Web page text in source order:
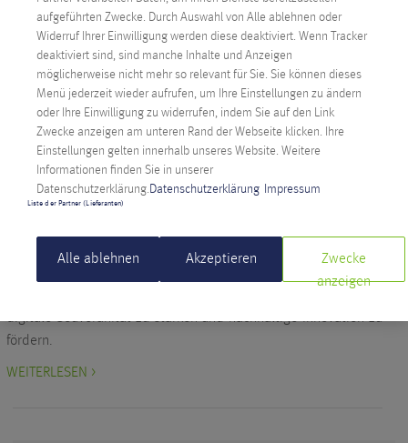
Energie. Digitale Souveränität, stabile Preise & Green IT aus
Österreich.
Digitale Souveränität Unternehmen
ANEXIA WÄCHST – STRATEGISCH,
NACHHALTIG UND MIT KLARER VISION
Mehr Klarheit, mehr Fokus, mehr Zukunft: Anexia richtet
digitale Souveränität zu stärken und nachhaltige Innovation zu
fördern.
WEITERLESEN >
aufgeführten Zwecke. Durch Auswahl von Alle ablehnen oder
Widerruf Ihrer Einwilligung werden diese deaktiviert. Wenn Tracker
deaktiviert sind, sind manche Inhalte und Anzeigen
möglicherweise nicht mehr so relevant für Sie. Sie können dieses
Menü jederzeit wieder aufrufen, um Ihre Einstellungen zu ändern
oder Ihre Einwilligung zu widerrufen, indem Sie auf den Link
Zwecke anzeigen am unteren Rand der Webseite klicken. Ihre
Einstellungen gelten innerhalb unseres Website. Weitere
Informationen finden Sie in unserer
Datenschutzerklärung. Datenschutzerklärung Impressum
Liste der Partner (Lieferanten)
Alle ablehnen Akzeptieren
Zwecke
anzeigen